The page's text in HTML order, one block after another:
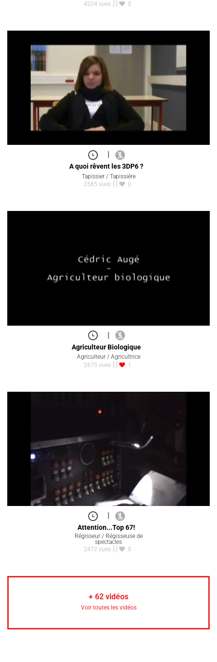
4224 vues 0
A quoi rêvent les 3DP6 ?
Tapissier / Tapissière
2585 vues
0
|
Agriculteur Biologique
Agriculteur / Agricultrice
2675 vues
1
Attention...Top 67!
Régisseur / Régisseuse de
spectacles
2472 vues
0
+ 62 vidéos
Voir toutes les vidéos